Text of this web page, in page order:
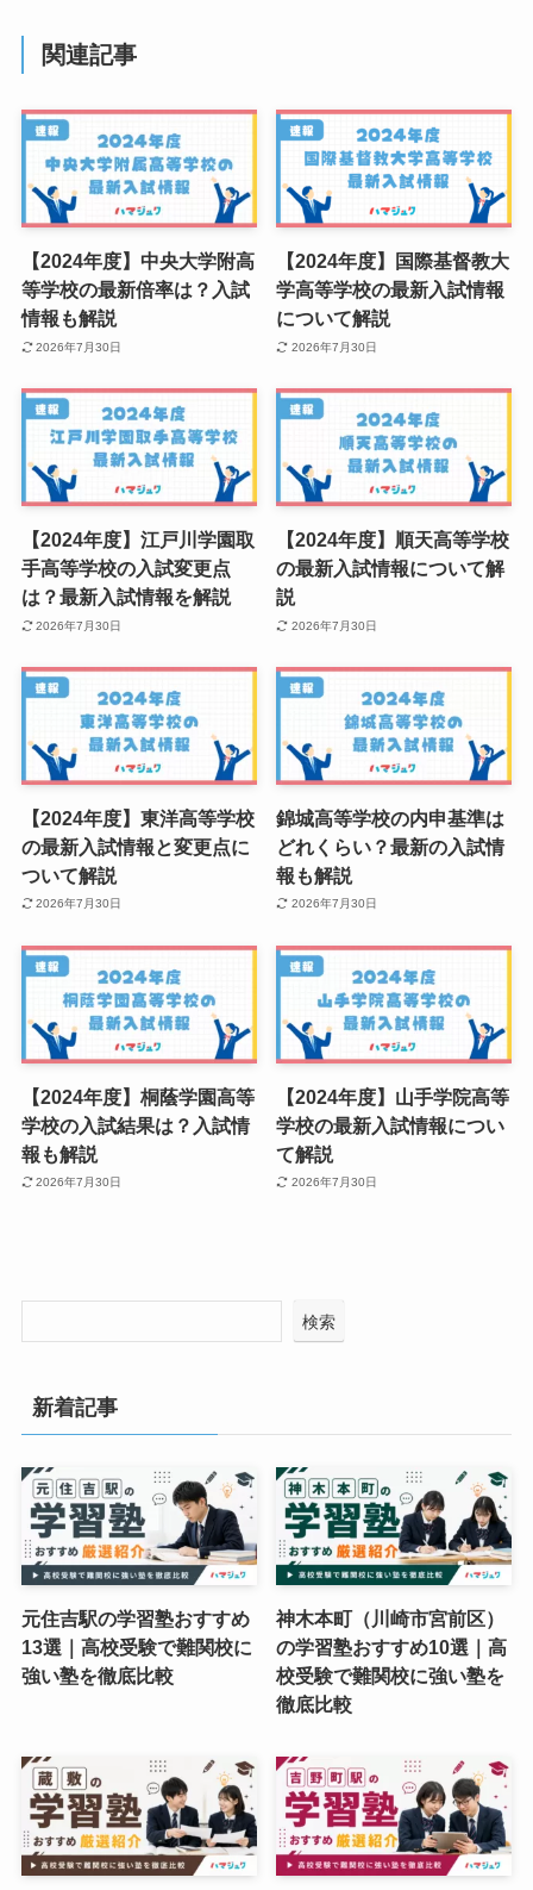
関連記事
【2024年度】中央大学附高
等学校の最新倍率は？入試
情報も解説
2026年7月30日
【2024年度】国際基督教大
学高等学校の最新入試情報
について解説
2026年7月30日
【2024年度】江戸川学園取
手高等学校の入試変更点
は？最新入試情報を解説
2026年7月30日
【2024年度】順天高等学校
の最新入試情報について解
説
2026年7月30日
【2024年度】東洋高等学校
の最新入試情報と変更点に
ついて解説
2026年7月30日
錦城高等学校の内申基準は
どれくらい？最新の入試情
報も解説
2026年7月30日
【2024年度】桐蔭学園高等
学校の入試結果は？入試情
報も解説
2026年7月30日
【2024年度】山手学院高等
学校の最新入試情報につい
て解説
2026年7月30日
検索
新着記事
元住吉駅の学習塾おすすめ
13選｜高校受験で難関校に
強い塾を徹底比較
神木本町（川崎市宮前区）
の学習塾おすすめ10選｜高
校受験で難関校に強い塾を
徹底比較